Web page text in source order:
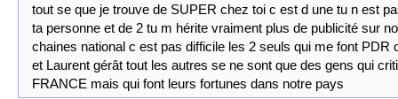
tout se que je trouve de SUPER chez toi c est d une tu n est
ta personne et de 2 tu m hérite vraiment plus de publicité sur
chaines national c est pas difficile les 2 seuls qui me font PDR
et Laurent gérât tout les autres se ne sont que des gens qui
FRANCE mais qui font leurs fortunes dans notre pays